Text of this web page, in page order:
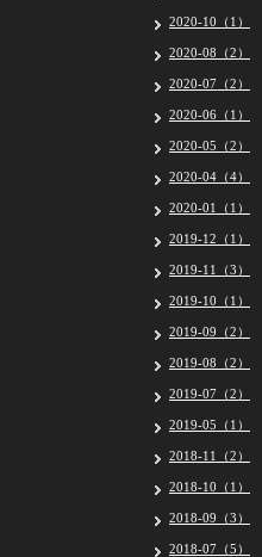
2020-10（1）
2020-08（2）
2020-07（2）
2020-06（1）
2020-05（2）
2020-04（4）
2020-01（1）
2019-12（1）
2019-11（3）
2019-10（1）
2019-09（2）
2019-08（2）
2019-07（2）
2019-05（1）
2018-11（2）
2018-10（1）
2018-09（3）
2018-07（5）